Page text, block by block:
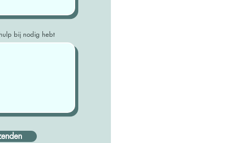
bij nodig hebt